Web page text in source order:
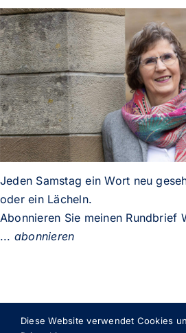
Jeden Samstag ein Wort neu
oder ein Lächeln.
Abonnieren Sie meinen Rundbrief
... abonnieren
Diese Website verwendet Cookies